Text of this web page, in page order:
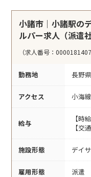
小諸市｜小諸駅の
ルパー求人（派遣社
（求人番号：0000181407
勤務地 長野
アクセス 小海
給与
【時
【交
施設形態 デイ
雇用形態 派遣